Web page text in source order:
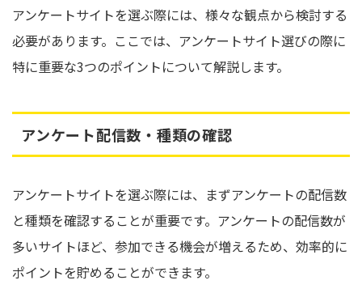
アンケートサイトを選ぶ際には、様々な観点から検討する
必要があります。ここでは、アンケートサイト選びの際に
特に重要な3つのポイントについて解説します。
アンケート配信数・種類の確認
アンケートサイトを選ぶ際には、まずアンケートの配信数
と種類を確認することが重要です。アンケートの配信数が
多いサイトほど、参加できる機会が増えるため、効率的に
ポイントを貯めることができます。